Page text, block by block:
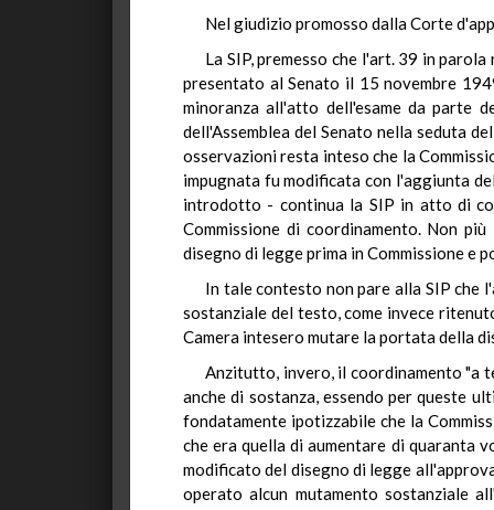
Nel giudizio promosso dalla Corte
La SIP, premesso che l'art. 39 in
presentato al Senato il 15 novembre
minoranza all'atto dell'esame da parte
dell'Assemblea del Senato nella seduta
osservazioni resta inteso che la
impugnata fu modificata con l'aggiunta
introdotto - continua la SIP in atto di
Commissione di coordinamento. Non
disegno di legge prima in Commissione e
In tale contesto non pare alla SIP che
sostanziale del testo, come invece
Camera intesero mutare la portata della
Anzitutto, invero, il coordinamento "a
anche di sostanza, essendo per queste
fondatamente ipotizzabile che la
che era quella di aumentare di
modificato del disegno di legge
operato alcun mutamento sostanziale